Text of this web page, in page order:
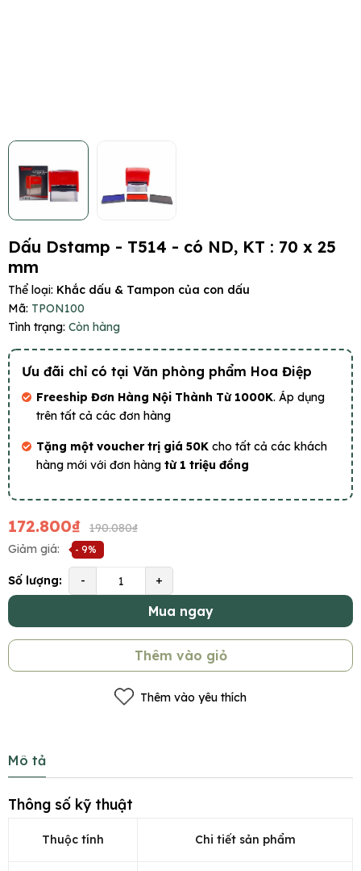
Dấu Dstamp - T514 - có ND, KT : 70 x 25
mm
Thể loại: Khắc dấu & Tampon của con dấu
Mã: TPON100
Tình trạng: Còn hàng
Ưu đãi chỉ có tại Văn phòng phẩm Hoa Điệp
Freeship Đơn Hàng Nội Thành Từ 1000K. Áp dụng
trên tất cả các đơn hàng
Tặng một voucher trị giá 50K cho tất cả các khách
hàng mới với đơn hàng từ 1 triệu đồng
172.800₫
190.080₫
Giảm giá:
- 9%
Số lượng: - +
Mua ngay
Thêm vào giỏ
Thêm vào yêu thích
Mô tả
Thông số kỹ thuật
Thuộc tính Chi tiết sản phẩm